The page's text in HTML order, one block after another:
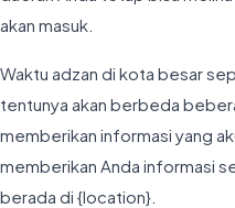
akan masuk.
Waktu adzan di kota besar
tentunya akan berbeda
memberikan informasi yang
memberikan Anda informasi
berada di {location}.